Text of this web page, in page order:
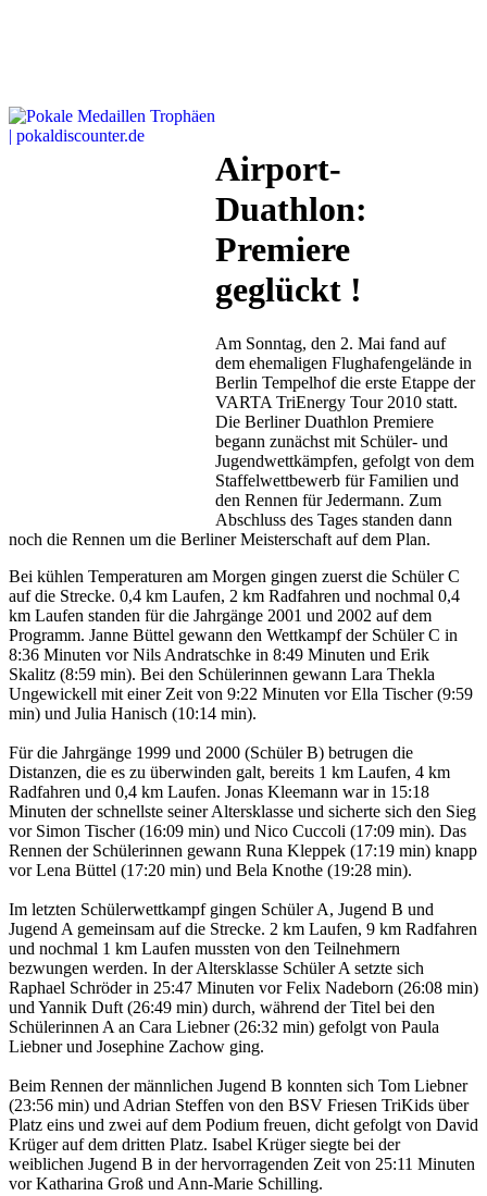
Airport-
Duathlon:
Premiere
geglückt !
Am Sonntag, den 2. Mai fand auf
dem ehemaligen Flughafengelände in
Berlin Tempelhof die erste Etappe der
VARTA TriEnergy Tour 2010 statt.
Die Berliner Duathlon Premiere
begann zunächst mit Schüler- und
Jugendwettkämpfen, gefolgt von dem
Staffelwettbewerb für Familien und
den Rennen für Jedermann. Zum
Abschluss des Tages standen dann
noch die Rennen um die Berliner Meisterschaft auf dem Plan.
Bei kühlen Temperaturen am Morgen gingen zuerst die Schüler C
auf die Strecke. 0,4 km Laufen, 2 km Radfahren und nochmal 0,4
km Laufen standen für die Jahrgänge 2001 und 2002 auf dem
Programm. Janne Büttel gewann den Wettkampf der Schüler C in
8:36 Minuten vor Nils Andratschke in 8:49 Minuten und Erik
Skalitz (8:59 min). Bei den Schülerinnen gewann Lara Thekla
Ungewickell mit einer Zeit von 9:22 Minuten vor Ella Tischer (9:59
min) und Julia Hanisch (10:14 min).
Für die Jahrgänge 1999 und 2000 (Schüler B) betrugen die
Distanzen, die es zu überwinden galt, bereits 1 km Laufen, 4 km
Radfahren und 0,4 km Laufen. Jonas Kleemann war in 15:18
Minuten der schnellste seiner Altersklasse und sicherte sich den Sieg
vor Simon Tischer (16:09 min) und Nico Cuccoli (17:09 min). Das
Rennen der Schülerinnen gewann Runa Kleppek (17:19 min) knapp
vor Lena Büttel (17:20 min) und Bela Knothe (19:28 min).
Im letzten Schülerwettkampf gingen Schüler A, Jugend B und
Jugend A gemeinsam auf die Strecke. 2 km Laufen, 9 km Radfahren
und nochmal 1 km Laufen mussten von den Teilnehmern
bezwungen werden. In der Altersklasse Schüler A setzte sich
Raphael Schröder in 25:47 Minuten vor Felix Nadeborn (26:08 min)
und Yannik Duft (26:49 min) durch, während der Titel bei den
Schülerinnen A an Cara Liebner (26:32 min) gefolgt von Paula
Liebner und Josephine Zachow ging.
Beim Rennen der männlichen Jugend B konnten sich Tom Liebner
(23:56 min) und Adrian Steffen von den BSV Friesen TriKids über
Platz eins und zwei auf dem Podium freuen, dicht gefolgt von David
Krüger auf dem dritten Platz. Isabel Krüger siegte bei der
weiblichen Jugend B in der hervorragenden Zeit von 25:11 Minuten
vor Katharina Groß und Ann-Marie Schilling.